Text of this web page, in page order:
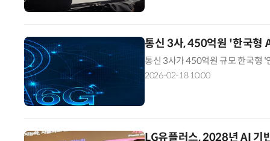
통신 3사, 450억원 '한국형
통신 3사가 450억원 규모 한국형 '
2026-02-18 10:00
LG유플러스, 2028년 AI 기